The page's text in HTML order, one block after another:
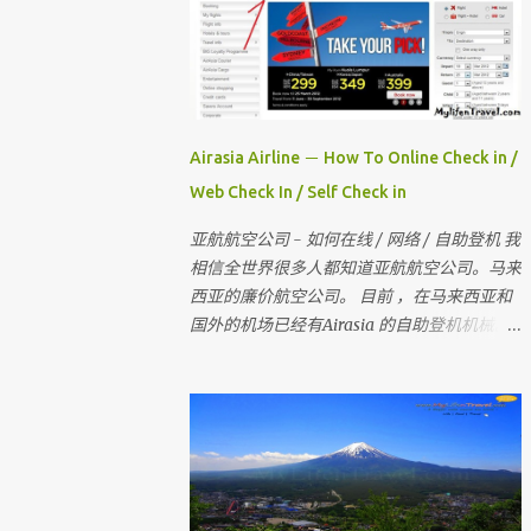
Airasia Airline － How To Online Check in /
Web Check In / Self Check in
亚航航空公司 - 如何在线 / 网络 / 自助登机 我
相信全世界很多人都知道亚航航空公司。马来
西亚的廉价航空公司。 目前 ，在马来西亚和
国外的机场已经有Airasia 的自助登机机械。
是要多给额外的手续费 。 所以 ， 记得在去机
场前在家里自己做自助登机 。 要怎样做？？
今天我就来教教大家 请记住，你可以在起飞
时间前四小时网上办理登机手续 。四小时后
，就需要到机场自助登机机械办理登机手续。